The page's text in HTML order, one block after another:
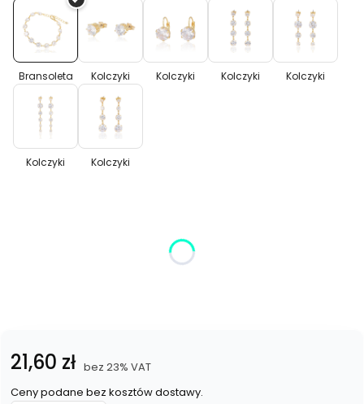
Bransoleta
Bransoleta
Kolczyki
Kolczyki
Kolczyki
Kolczyki
Kolczyki
Kolczyki
Kolczyki
Kolczyki
Kolczyki
Kolczyki
Kolczyki
Kolczyki
Cena
21,60 zł bez 23% VAT
Ceny podane bez kosztów dostawy.